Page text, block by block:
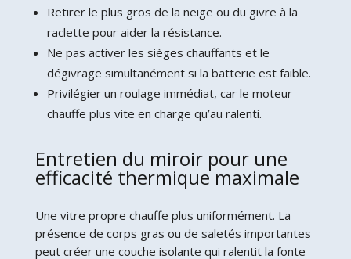
Retirer le plus gros de la neige ou du givre à la
raclette pour aider la résistance.
Ne pas activer les sièges chauffants et le
dégivrage simultanément si la batterie est faible.
Privilégier un roulage immédiat, car le moteur
chauffe plus vite en charge qu’au ralenti.
Entretien du miroir pour une
efficacité thermique maximale
Une vitre propre chauffe plus uniformément. La
présence de corps gras ou de saletés importantes
peut créer une couche isolante qui ralentit la fonte